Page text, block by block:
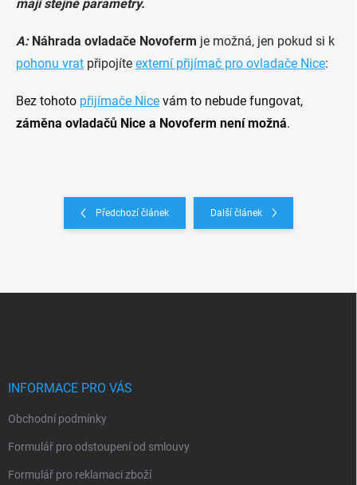
mají stejné parametry.
A: Náhrada ovladače Novoferm je možná, jen pokud si k
pohonu vrat připojíte externí přijímač pro ovladače Nice:
Bez tohoto přijímače Nice vám to nebude fungovat,
záměna ovladačů Nice a Novoferm není možná.
Předchozí článek Další článek
INFORMACE PRO VÁS
Obchodní podmínky
Formulář pro odstoupení od smlouvy
Formulář pro reklamaci zboží